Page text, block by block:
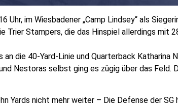
im Wiesbadener „Camp Lindsey“ als
Trier Stampers, die das Hinspiel allerdings mit
die 40-Yard-Linie und Quarterback Katharina
Nestoras selbst ging es zügig über das
Yards nicht mehr weiter – Die Defense der